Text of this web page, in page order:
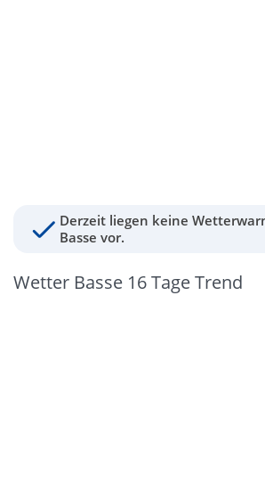
Derzeit liegen keine
Basse vor.
Wetter Basse 16 Tage Trend